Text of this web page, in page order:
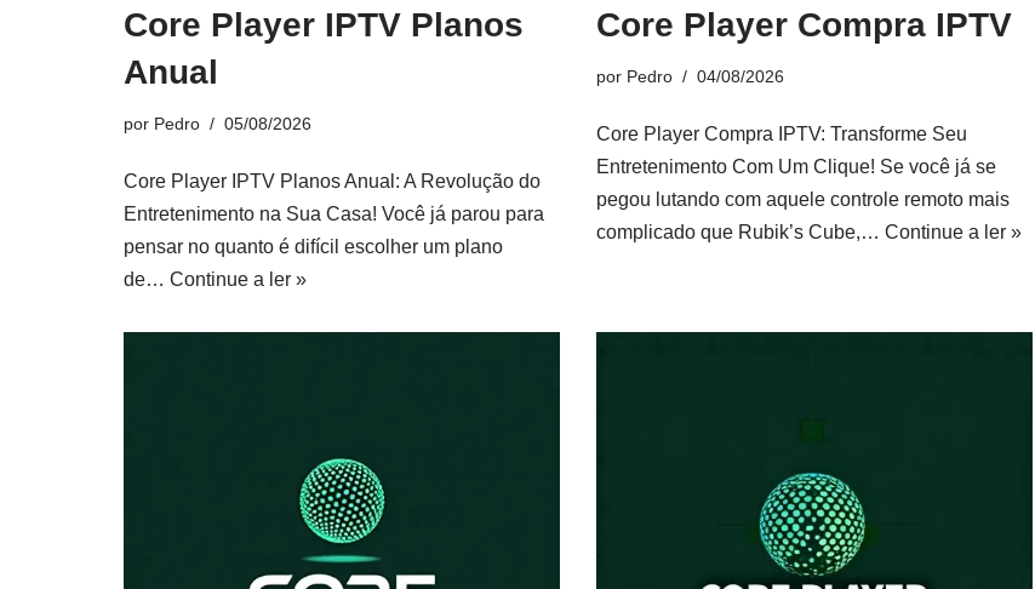
Core Player IPTV Planos
Anual
por Pedro 05/08/2026
Core Player IPTV Planos Anual: A Revolução do
Entretenimento na Sua Casa! Você já parou para
pensar no quanto é difícil escolher um plano
de… Continue a ler »
Core Player Compra IPTV
por Pedro 04/08/2026
Core Player Compra IPTV: Transforme Seu
Entretenimento Com Um Clique! Se você já se
pegou lutando com aquele controle remoto mais
complicado que Rubik’s Cube,… Continue a ler »